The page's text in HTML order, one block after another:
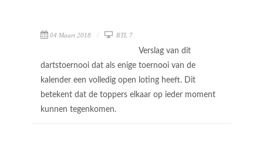
04 Maart 2018 RTL 7
Verslag van dit
dartstoernooi dat als enige toernooi van de
kalender een volledig open loting heeft. Dit
betekent dat de toppers elkaar op ieder moment
kunnen tegenkomen.